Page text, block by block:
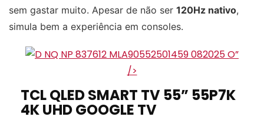
sem gastar muito. Apesar de não ser 120Hz nativo,
simula bem a experiência em consoles.
”
/>
TCL QLED SMART TV 55” 55P7K
4K UHD GOOGLE TV